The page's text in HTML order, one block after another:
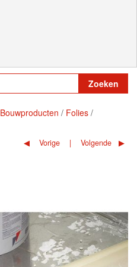
Zoeken
Bouwproducten
Folies
Vorige Volgende